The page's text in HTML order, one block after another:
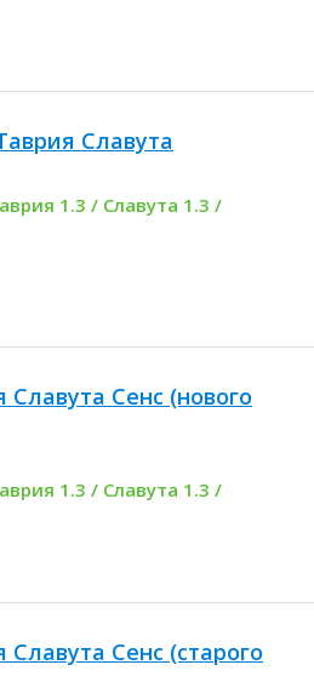
Славута
1.3 / Славута 1.3 /
Славута Сенс (нового
1.3 / Славута 1.3 /
Сенс (старого